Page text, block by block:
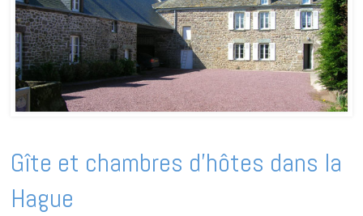
Gîte et chambres d’hôtes dans la
Hague